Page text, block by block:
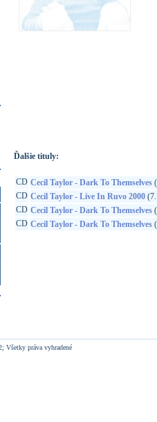
Ďalšie tituly:
CD Cecil Taylor - Dark To Themselves
CD Cecil Taylor - Live In Ruvo 2000
CD Cecil Taylor - Dark To Themselves
CD Cecil Taylor - Dark To Themselves
Všetky práva vyhradené